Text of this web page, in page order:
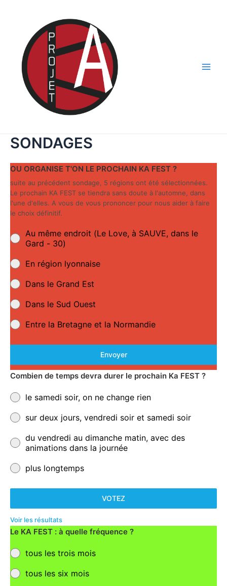
SONDAGES
OU ORGANISE T'ON LE PROCHAIN KA FEST ?
suite au précédent sondage, 5 régions ont été sélectionnées.
Le prochain KA FEST se tiendra sans doute à l'automne, dans
l'une d'elles. A vous de vous prononcer pour nous aider à faire
le choix définitif.
Au même endroit (Le Love, à SAUVE, dans le
Gard - 30)
En région lyonnaise
Dans le Grand Est
Dans le Sud Ouest
Entre la Bretagne et la Normandie
Envoyer
Combien de temps devra durer le prochain Ka FEST ?
le samedi soir, on ne change rien
sur deux jours, vendredi soir et samedi soir
du vendredi au dimanche matin, avec des
animations dans la journée
plus longtemps
VOTEZ
Voir les résultats
Le KA FEST : à quelle fréquence ?
tous les trois mois
tous les six mois